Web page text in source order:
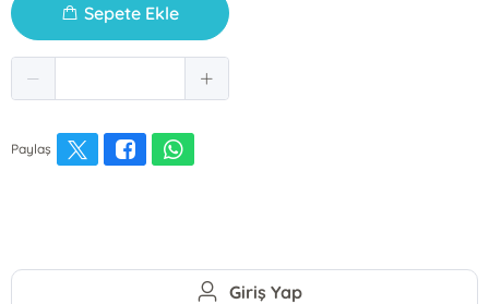
Sepete Ekle
Paylaş
Giriş Yap